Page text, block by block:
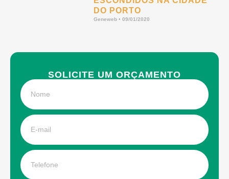
DO PORTO
Geneweb 09/01/2020
SOLICITE UM ORÇAMENTO